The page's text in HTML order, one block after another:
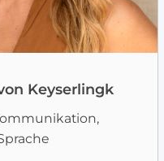
Keyserlingk